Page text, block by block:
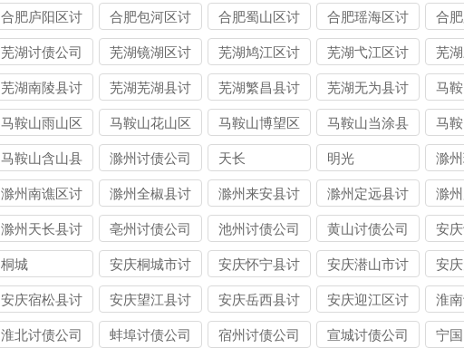
债
合肥庐阳区讨
债公司
合肥包河区讨
债公司
合肥蜀山区讨
债公司
合肥瑶海区讨
债公司
合
债
芜湖讨债公司
芜湖镜湖区讨
债公司
芜湖鸠江区讨
债公司
芜湖弋江区讨
债公司
芜
债
芜湖南陵县讨
债公司
芜湖芜湖县讨
债公司
芜湖繁昌县讨
债公司
芜湖无为县讨
债公司
马
司
马鞍山雨山区
讨债公司
马鞍山花山区
讨债公司
马鞍山博望区
讨债公司
马鞍山当涂县
讨债公司
马
债
马鞍山含山县
讨债公司
滁州讨债公司 天长 明光
滁
债
滁州南谯区讨
债公司
滁州全椒县讨
债公司
滁州来安县讨
债公司
滁州定远县讨
债公司
滁
债
滁州天长县讨
债公司
亳州讨债公司 池州讨债公司 黄山讨债公司 安
桐城
安庆桐城市讨
债公司
安庆怀宁县讨
债公司
安庆潜山市讨
债公司
安
债
安庆宿松县讨
债公司
安庆望江县讨
债公司
安庆岳西县讨
债公司
安庆迎江区讨
债公司
淮
淮北讨债公司 蚌埠讨债公司 宿州讨债公司 宣城讨债公司 宁国